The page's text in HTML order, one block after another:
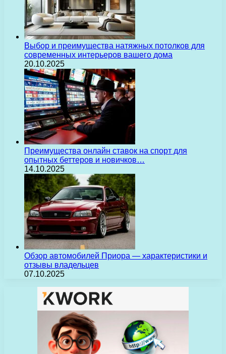
Выбор и преимущества натяжных потолков для
современных интерьеров вашего дома
20.10.2025
Преимущества онлайн ставок на спорт для
опытных беттеров и новичков…
14.10.2025
Обзор автомобилей Приора — характеристики и
отзывы владельцев
07.10.2025